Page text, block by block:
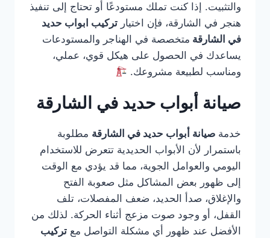
والتثبيت. إذا كنت تملك مستودعًا أو تحتاج إلى تنفيذ
هنجر في الشارقة، فإن اختيار تركيب ابواب حديد
في الشارقة متخصصة في الهناجر والمستودعات
يساعدك في الحصول على هيكل قوي، عملي،
ومناسب لطبيعة مشروعك.
صيانة أبواب حديد في الشارقة
خدمة صيانة أبواب حديد في الشارقة مطلوبة
باستمرار لأن الأبواب الحديدية تتعرض للاستخدام
اليومي والعوامل الجوية، مما قد يؤدي مع الوقت
إلى ظهور بعض المشاكل مثل صعوبة الفتح
والإغلاق، صدأ الحديد، ضعف المفصلات، تلف
القفل، أو وجود صوت مزعج أثناء الحركة. لذلك من
الأفضل عند ظهور أي مشكلة التواصل مع تركيب